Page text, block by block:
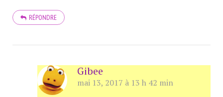
RÉPONDRE
Gibee
mai 13, 2017 à 13 h 42 min